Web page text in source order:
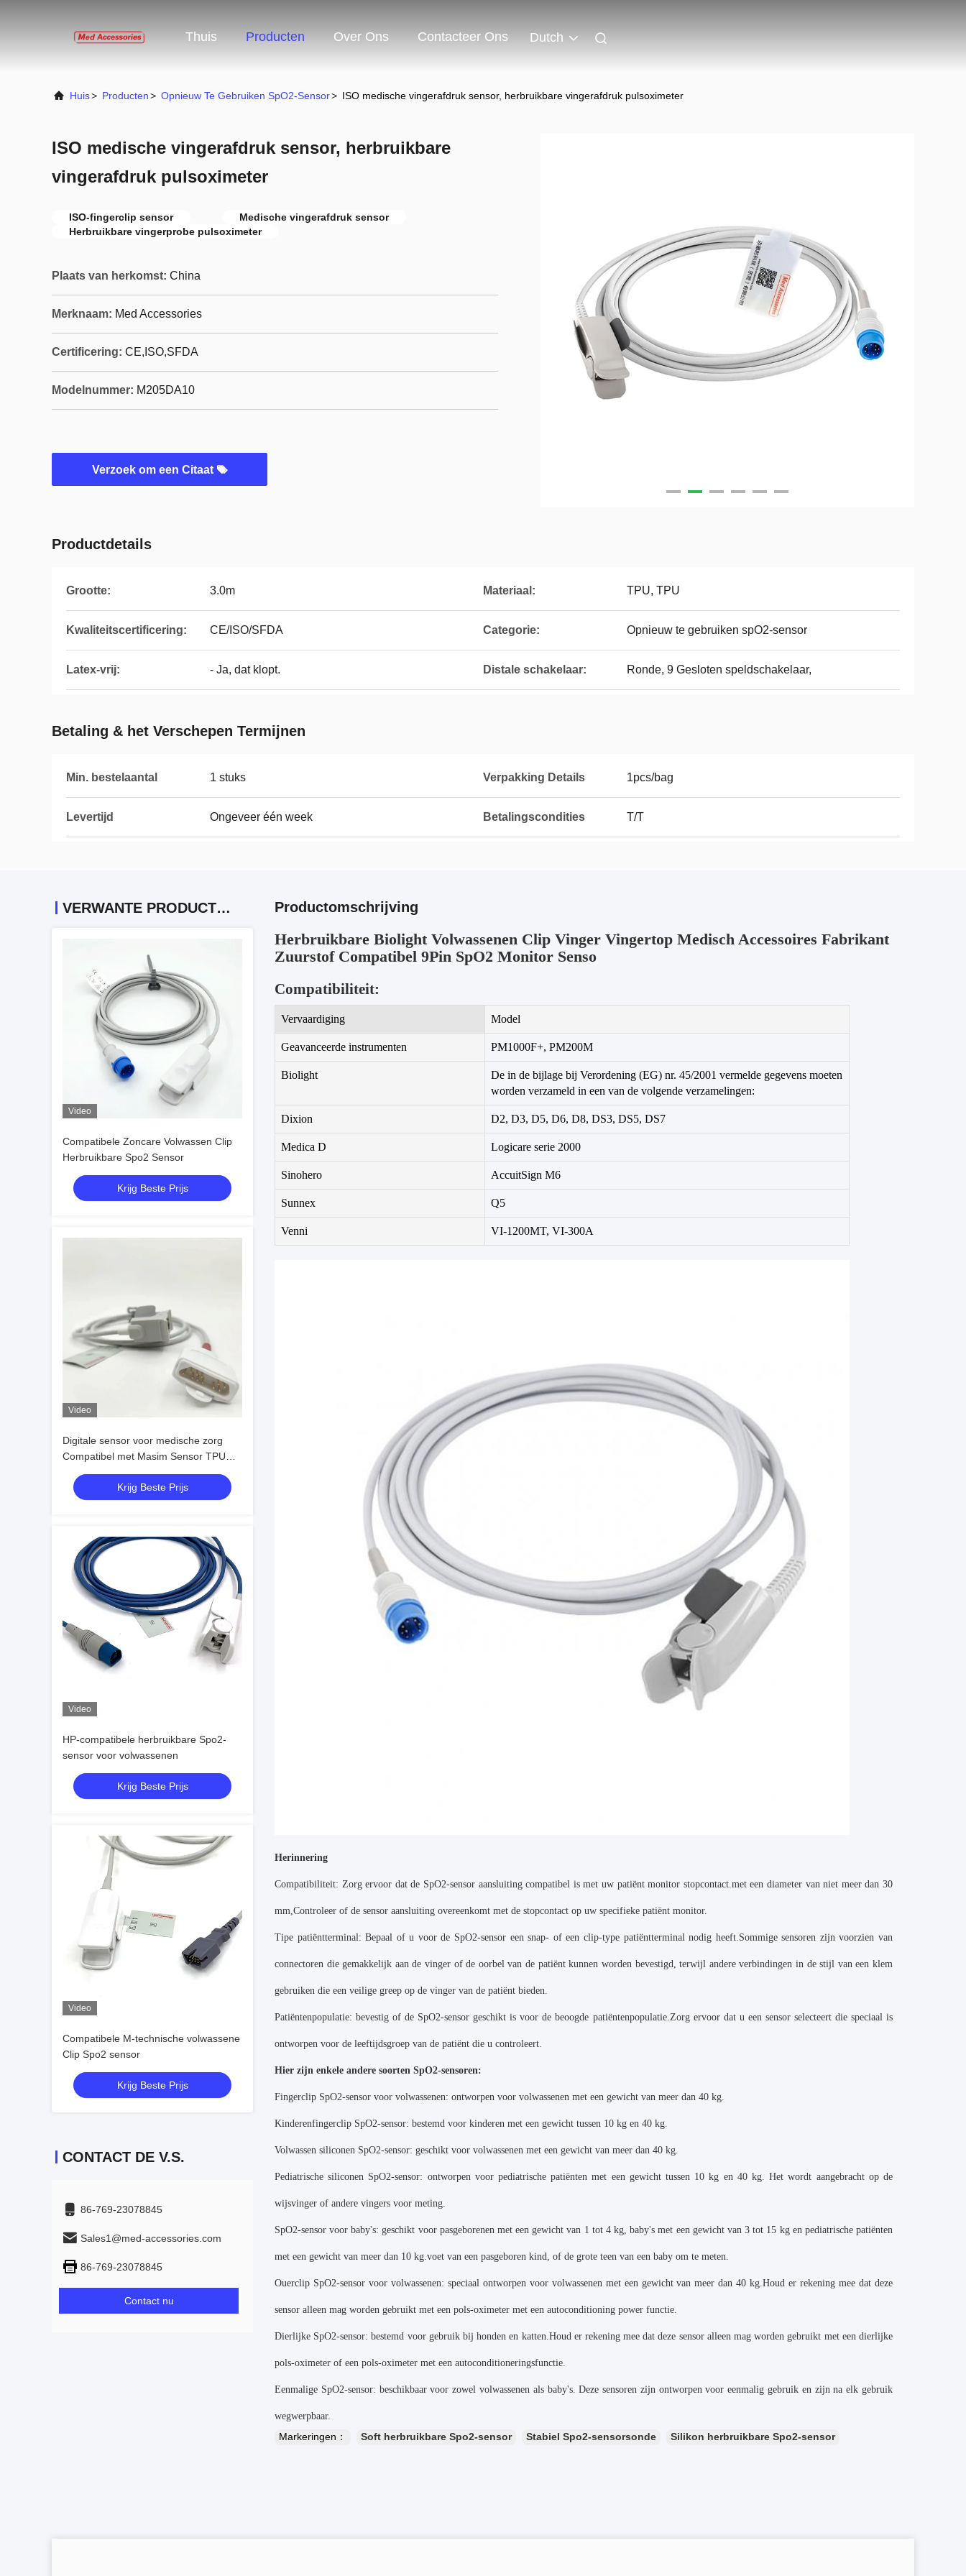
Thuis Producten Over Ons Contacteer Ons Dutch
Huis> Producten> Opnieuw Te Gebruiken SpO2-Sensor> ISO medische vingerafdruk sensor, herbruikbare vingerafdruk pulsoximeter
ISO medische vingerafdruk sensor, herbruikbare
vingerafdruk pulsoximeter
ISO-fingerclip sensor
Medische vingerafdruk sensor
Herbruikbare vingerprobe pulsoximeter
Plaats van herkomst: China
Merknaam: Med Accessories
Certificering: CE,ISO,SFDA
Modelnummer: M205DA10
Verzoek om een Citaat
Productdetails
Grootte: 3.0m Materiaal: TPU, TPU
Kwaliteitscertificering: CE/ISO/SFDA Categorie: Opnieuw te gebruiken spO2-sensor
Latex-vrij: - Ja, dat klopt. Distale schakelaar: Ronde, 9 Gesloten speldschakelaar,
Betaling & het Verschepen Termijnen
Min. bestelaantal 1 stuks Verpakking Details 1pcs/bag
Levertijd Ongeveer één week Betalingscondities T/T
VERWANTE PRODUCTEN
Video
Compatibele Zoncare Volwassen Clip
Herbruikbare Spo2 Sensor
Krijg Beste Prijs
Video
Digitale sensor voor medische zorg
Compatibel met Masim Sensor TPU
SpO2 Herbruikbare sonde Type
Compatibele modellen
Krijg Beste Prijs
Video
HP-compatibele herbruikbare Spo2-
sensor voor volwassenen
Krijg Beste Prijs
Video
Compatibele M-technische volwassene
Clip Spo2 sensor
Krijg Beste Prijs
CONTACT DE V.S.
86-769-23078845
Sales1@med-accessories.com
86-769-23078845
Contact nu
Productomschrijving
Herbruikbare Biolight Volwassenen Clip Vinger Vingertop Medisch Accessoires Fabrikant
Zuurstof Compatibel 9Pin SpO2 Monitor Senso
Compatibiliteit:
Vervaardiging Model
Geavanceerde instrumenten PM1000F+, PM200M
Biolight
De in de bijlage bij Verordening (EG) nr. 45/2001 vermelde gegevens moeten
worden verzameld in een van de volgende verzamelingen:
Dixion D2, D3, D5, D6, D8, DS3, DS5, DS7
Medica D Logicare serie 2000
Sinohero AccuitSign M6
Sunnex Q5
Venni VI-1200MT, VI-300A
Herinnering
Compatibiliteit: Zorg ervoor dat de SpO2-sensor aansluiting compatibel is met uw patiënt monitor stopcontact.met een diameter van niet meer dan 30
mm,Controleer of de sensor aansluiting overeenkomt met de stopcontact op uw specifieke patiënt monitor.
Tipe patiëntterminal: Bepaal of u voor de SpO2-sensor een snap- of een clip-type patiëntterminal nodig heeft.Sommige sensoren zijn voorzien van
connectoren die gemakkelijk aan de vinger of de oorbel van de patiënt kunnen worden bevestigd, terwijl andere verbindingen in de stijl van een klem
gebruiken die een veilige greep op de vinger van de patiënt bieden.
Patiëntenpopulatie: bevestig of de SpO2-sensor geschikt is voor de beoogde patiëntenpopulatie.Zorg ervoor dat u een sensor selecteert die speciaal is
ontworpen voor de leeftijdsgroep van de patiënt die u controleert.
Hier zijn enkele andere soorten SpO2-sensoren:
Fingerclip SpO2-sensor voor volwassenen: ontworpen voor volwassenen met een gewicht van meer dan 40 kg.
Kinderenfingerclip SpO2-sensor: bestemd voor kinderen met een gewicht tussen 10 kg en 40 kg.
Volwassen siliconen SpO2-sensor: geschikt voor volwassenen met een gewicht van meer dan 40 kg.
Pediatrische siliconen SpO2-sensor: ontworpen voor pediatrische patiënten met een gewicht tussen 10 kg en 40 kg. Het wordt aangebracht op de
wijsvinger of andere vingers voor meting.
SpO2-sensor voor baby's: geschikt voor pasgeborenen met een gewicht van 1 tot 4 kg, baby's met een gewicht van 3 tot 15 kg en pediatrische patiënten
met een gewicht van meer dan 10 kg.voet van een pasgeboren kind, of de grote teen van een baby om te meten.
Ouerclip SpO2-sensor voor volwassenen: speciaal ontworpen voor volwassenen met een gewicht van meer dan 40 kg.Houd er rekening mee dat deze
sensor alleen mag worden gebruikt met een pols-oximeter met een autoconditioning power functie.
Dierlijke SpO2-sensor: bestemd voor gebruik bij honden en katten.Houd er rekening mee dat deze sensor alleen mag worden gebruikt met een dierlijke
pols-oximeter of een pols-oximeter met een autoconditioneringsfunctie.
Eenmalige SpO2-sensor: beschikbaar voor zowel volwassenen als baby's. Deze sensoren zijn ontworpen voor eenmalig gebruik en zijn na elk gebruik
wegwerpbaar.
Markeringen： Soft herbruikbare Spo2-sensor Stabiel Spo2-sensorsonde Silikon herbruikbare Spo2-sensor